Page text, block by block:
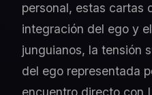
personal, estas cartas
integración del ego y
junguianos, la tensión
del ego representada